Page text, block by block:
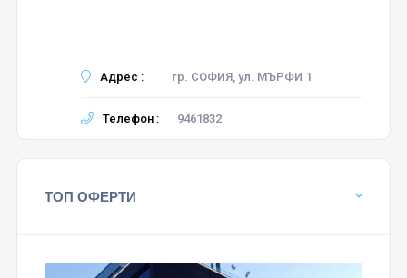
Адрес : гр. СОФИЯ, ул. МЪРФИ 1
Телефон : 9461832
ТОП ОФЕРТИ